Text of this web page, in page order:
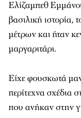
Ελίζαμπεθ
βασιλική ιστορία,
μέτρων και ήταν
μαργαριτάρι.
Είχε φουσκωτά
περίτεχνα σχέδια
που ανήκαν στην